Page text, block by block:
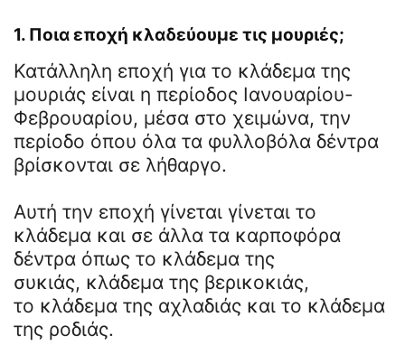
1. Ποια εποχή κλαδεύουμε τις μουριές;
Κατάλληλη εποχή για το κλάδεμα της
μουριάς είναι η περίοδος Ιανουαρίου-
Φεβρουαρίου, μέσα στο χειμώνα, την
περίοδο όπου όλα τα φυλλοβόλα δέντρα
βρίσκονται σε λήθαργο.
Αυτή την εποχή γίνεται γίνεται το
κλάδεμα και σε άλλα τα καρποφόρα
δέντρα όπως το κλάδεμα της
συκιάς, κλάδεμα της βερικοκιάς,
το κλάδεμα της αχλαδιάς και το κλάδεμα
της ροδιάς.